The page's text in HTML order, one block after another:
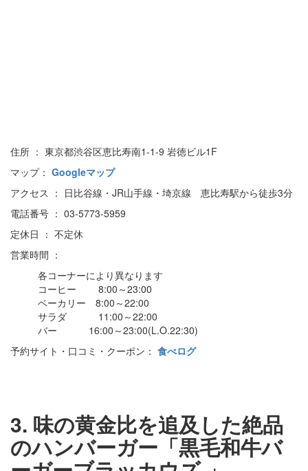
住所 ： 東京都渋谷区恵比寿南1-1-9 岩徳ビル1F
マップ： Googleマップ
アクセス ： 日比谷線・JR山手線・埼京線 恵比寿駅から徒歩3分
電話番号 ： 03-5773-5959
定休日 ： 不定休
営業時間 ：
各コーナーにより異なります
コーヒー 8:00～23:00
ベーカリー 8:00～22:00
サラダ 11:00～22:00
バー 16:00～23:00(L.O.22:30)
予約サイト・口コミ・クーポン： 食べログ
3. 味の黄金比を追及した絶品
のハンバーガー「黒毛和牛バ